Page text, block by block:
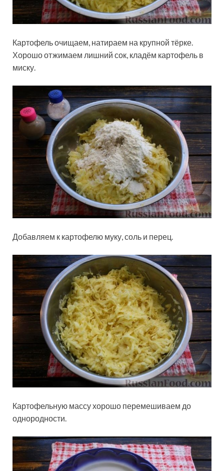
Картофель очищаем, натираем на крупной тёрке.
Хорошо отжимаем лишний сок, кладём картофель в
миску.
Добавляем к картофелю муку, соль и перец.
Картофельную массу хорошо перемешиваем до
однородности.